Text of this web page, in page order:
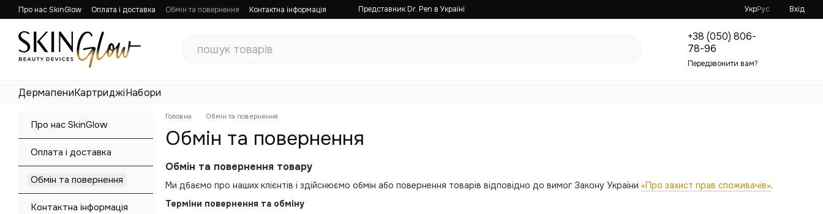
Перейти до основного контенту
Про нас SkinGlow Оплата і доставка Обмін та повернення
Контактна інформація
Блог
Публічна оферта
Представник Dr. Pen в Україні УкрРус Вхід
+38 (050) 806-
78-96
Передзвонити вам?
ДермапениКартриджіНабори
Головна Обмін та повернення
Обмін та повернення
Обмін та повернення товару
Ми дбаємо про наших клієнтів і здійснюємо обмін або повернення товарів відповідно до вимог Закону України «Про захист прав споживачів».
Терміни повернення та обміну
Про нас SkinGlow
Оплата і доставка
Обмін та повернення
Контактна інформація